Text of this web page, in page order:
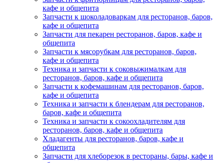
кафе и общепита
Запчасти к шоколадоваркам для ресторанов, баров,
кафе и общепита
Запчасти для пекарен ресторанов, баров, кафе и
общепита
Запчасти к мясорубкам для ресторанов, баров,
кафе и общепита
Техника и запчасти к соковыжималкам для
ресторанов, баров, кафе и общепита
Запчасти к кофемашинам для ресторанов, баров,
кафе и общепита
Техника и запчасти к блендерам для ресторанов,
баров, кафе и общепита
Техника и запчасти к сокоохладителям для
ресторанов, баров, кафе и общепита
Хладагенты для ресторанов, баров, кафе и
общепита
Запчасти для хлеборезок в рестораны, бары, кафе и